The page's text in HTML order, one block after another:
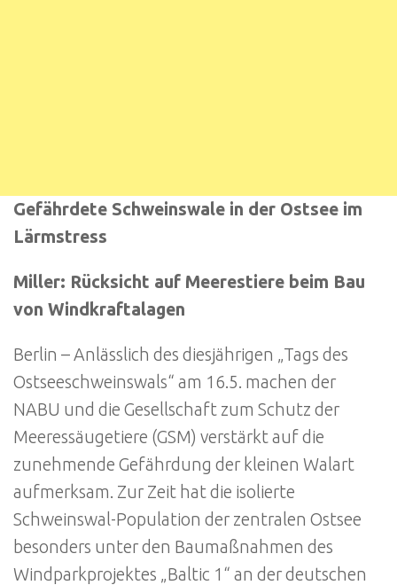
Gefährdete Schweinswale in der Ostsee im
Lärmstress
Miller: Rücksicht auf Meerestiere beim Bau
von Windkraftalagen
Berlin – Anlässlich des diesjährigen „Tags des
Ostseeschweinswals“ am 16.5. machen der
NABU und die Gesellschaft zum Schutz der
Meeressäugetiere (GSM) verstärkt auf die
zunehmende Gefährdung der kleinen Walart
aufmerksam. Zur Zeit hat die isolierte
Schweinswal-Population der zentralen Ostsee
besonders unter den Baumaßnahmen des
Windparkprojektes „Baltic 1“ an der deutschen